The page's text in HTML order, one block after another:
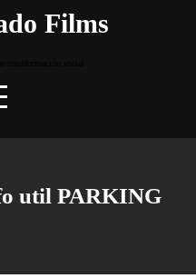
Films
util PARKING